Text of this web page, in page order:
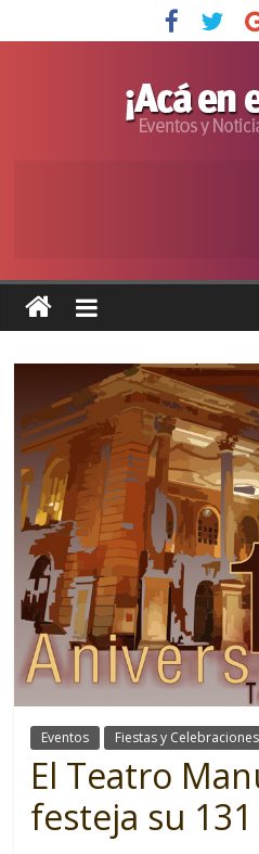
Eventos Fiestas y Celebraciones
El Teatro
festeja su